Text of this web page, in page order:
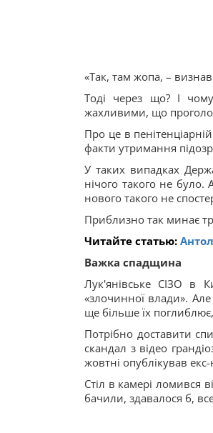
«Так, там жопа, –
Тоді через що? І
жахливими, що
Про це в
факти утримання
У таких випадках
нічого такого не
нового такого не
Приблизно так минає
Читайте статью:
Важка спадщина
Лук'янівське СІЗО в
«злочинної влади». Але
ще більше їх
Потрібно доставити
скандал з відео
жовтні опублікував
Стіл в камері ломився
бачили, здавалося б,